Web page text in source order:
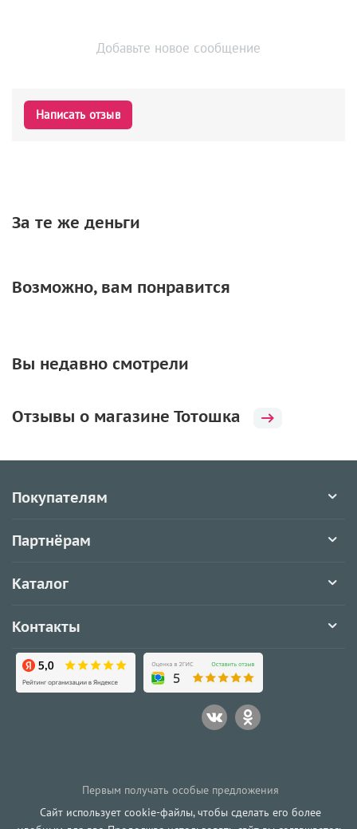
Добавьте новое сообщение
Написать отзыв
За те же деньги
Возможно, вам понравится
Вы недавно смотрели
Отзывы о магазине Тотошка
Покупателям
Партнёрам
Каталог
Контакты
Первым получать особые предложения
Сайт использует cookie-файлы, чтобы сделать его более